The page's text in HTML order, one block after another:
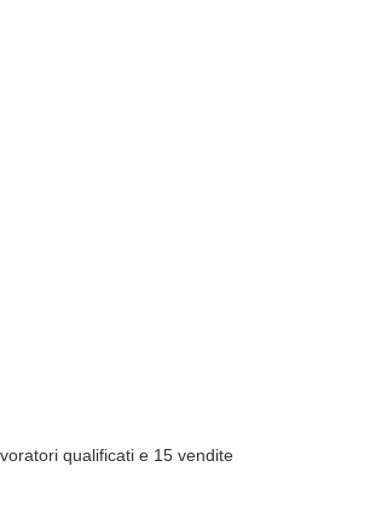
qualificati e 15 vendite